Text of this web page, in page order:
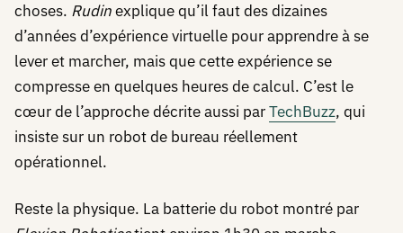
choses. Rudinexplique qu’il faut des dizaines
d’années d’expérience virtuelle pour apprendre à se
lever et marcher, mais que cette expérience se
compresse en quelques heures de calcul. C’est le
cœur de l’approche décrite aussi parTechBuzz, qui
insiste sur un robot de bureau réellement
opérationnel.
Reste la physique. La batterie du robot montré par